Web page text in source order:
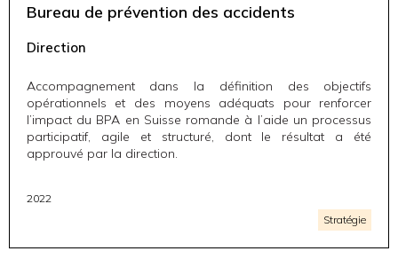
Bureau de prévention des accidents
Direction
Accompagnement dans la définition des objectifs
opérationnels et des moyens adéquats pour renforcer
l’impact du BPA en Suisse romande à l’aide un processus
participatif, agile et structuré, dont le résultat a été
approuvé par la direction.
2022
Stratégie